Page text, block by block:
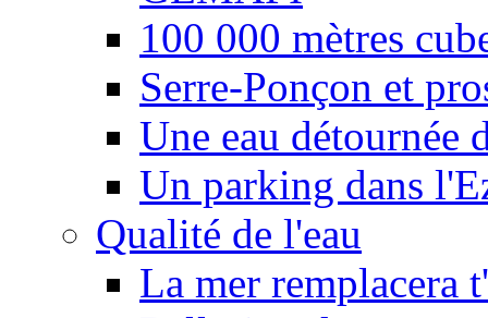
100 000 mètres
Serre-Ponçon et
Une eau détournée
Un parking dans
Qualité de l'eau
La mer remplacera